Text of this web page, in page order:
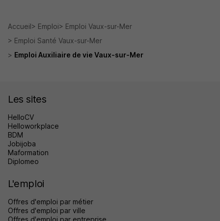
Accueil Emploi
Emploi Vaux-sur-Mer
Emploi Santé Vaux-sur-Mer
Emploi Auxiliaire de vie Vaux-sur-Mer
Les sites
HelloCV
Helloworkplace
BDM
Jobijoba
Maformation
Diplomeo
L'emploi
Offres d'emploi par métier
Offres d'emploi par ville
Offres d'emploi par entreprise